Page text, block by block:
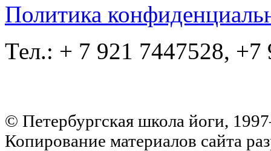
Политика
Тел.: + 7 921 7447528, +7
© Петербургская школа йоги,
Копирование материалов сайта